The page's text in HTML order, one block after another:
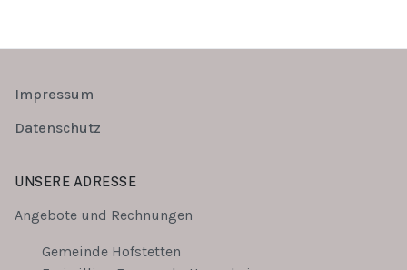
Impressum
Datenschutz
UNSERE ADRESSE
Angebote und Rechnungen
Gemeinde Hofstetten